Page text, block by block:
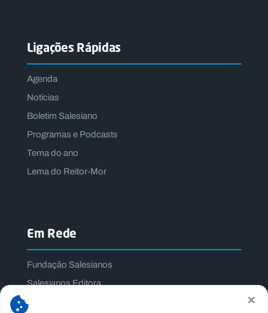
Ligações Rápidas
Agenda
Notícias
Boletim Salesiano
Programas e Podcasts
Tema do ano
Lema do Reitor-Mor
Em Rede
Fundação Salesianos
Salesianos Editora
Família Salesiana
×